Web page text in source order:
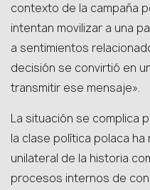
contexto de la campaña
intentan movilizar a una
a sentimientos
decisión se convirtió en
transmitir ese mensaje».
La situación se complica
la clase política polaca
unilateral de la historia
procesos internos de